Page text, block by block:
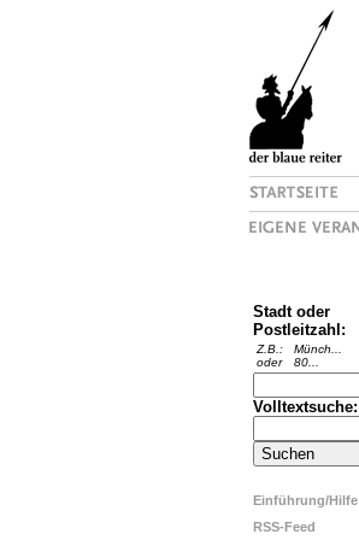
Stadt oder
Postleitzahl:
Z.B.:
oder
Münch...
80...
Volltextsuche:
Einführung/Hilfe
RSS-Feed